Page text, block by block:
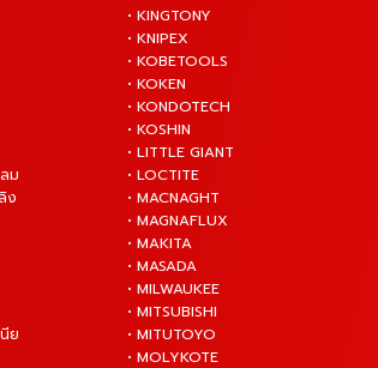
ม
ง
ย
• KINGTONY
• KNIPEX
• KOBETOOLS
• KOKEN
• KONDOTECH
• KOSHIN
• LITTLE GIANT
• LOCTITE
• MACNAGHT
• MAGNAFLUX
• MAKITA
• MASADA
• MILWAUKEE
• MITSUBISHI
• MITUTOYO
• MOLYKOTE